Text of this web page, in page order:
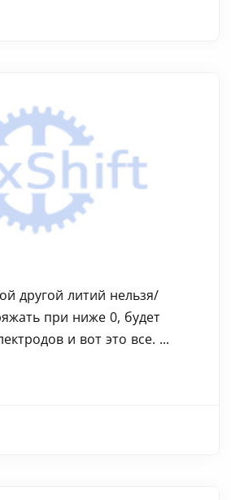
другой литий нельзя/
при ниже 0, будет
и вот это все. ...